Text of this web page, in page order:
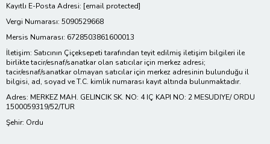
Kayıtlı E-Posta Adresi: [email protected]
Vergi Numarası: 5090529668
Mersis Numarası: 6728503861600013
İletişim: Satıcının Çiçeksepeti tarafından teyit edilmiş iletişim bilgileri ile
birlikte tacir/esnaf/sanatkar olan satıcılar için merkez adresi;
tacir/esnaf/sanatkar olmayan satıcılar için merkez adresinin bulunduğu il
bilgisi, ad, soyad ve T.C. kimlik numarası kayıt altında bulunmaktadır.
Adres: MERKEZ MAH. GELINCIK SK. NO: 4 IÇ KAPI NO: 2 MESUDIYE/ ORDU
1500059319/52/TUR
Şehir: Ordu